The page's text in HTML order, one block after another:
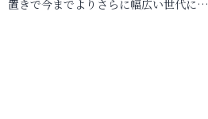
置きで今までよりさらに幅広い世代に…